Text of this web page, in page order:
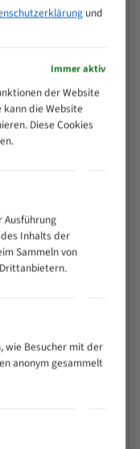
auch bei
und
Immer aktiv
der Website
kann die Website
Diese Cookies
Ausführung
Inhalts der
Sammeln von
wie Besucher mit der
anonym gesammelt